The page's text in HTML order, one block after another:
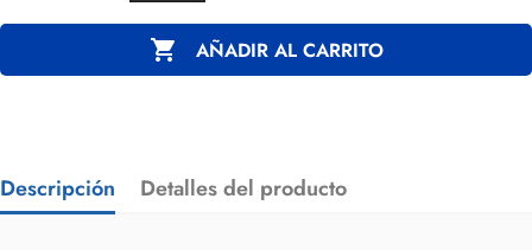
 AÑADIR AL CARRITO
Descripción Detalles del producto